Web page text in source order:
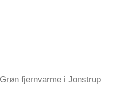
Grøn fjernvarme i Jonstrup